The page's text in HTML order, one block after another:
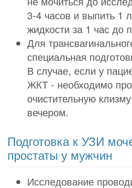
3-4 часов и выпить 1
жидкости за 1 час до
Для
специальная
В случае, если у
ЖКТ - необходимо
очистительную
вечером.
Подготовка к УЗИ
простаты у мужчин
Исследование